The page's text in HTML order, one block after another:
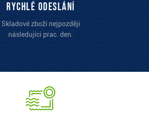
Rychlé odeslání
Skladové zboží nejpozději
následujíci prac. den.